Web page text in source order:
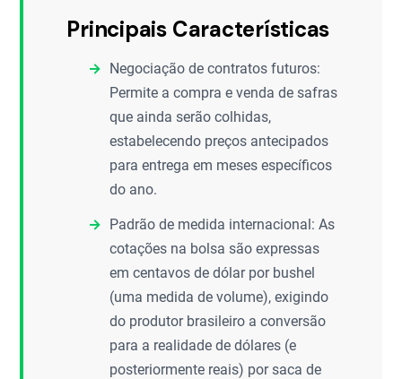
Principais Características
Negociação de contratos futuros:
Permite a compra e venda de safras
que ainda serão colhidas,
estabelecendo preços antecipados
para entrega em meses específicos
do ano.
Padrão de medida internacional: As
cotações na bolsa são expressas
em centavos de dólar por bushel
(uma medida de volume), exigindo
do produtor brasileiro a conversão
para a realidade de dólares (e
posteriormente reais) por saca de